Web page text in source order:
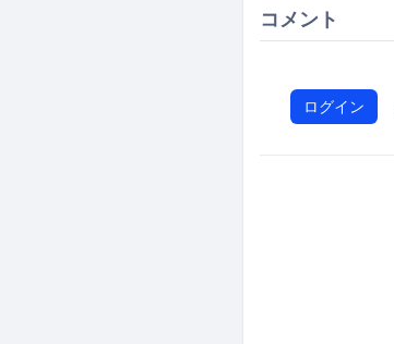
コメント
ログイン